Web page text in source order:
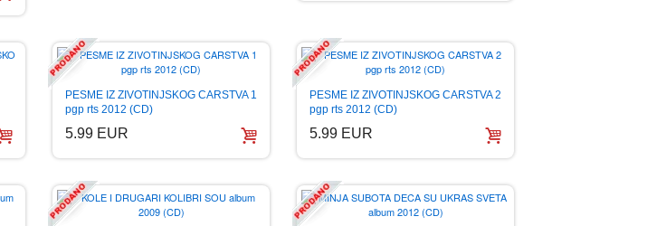
PESME IZ ZIVOTINJSKOG CARSTVA 1
pgp rts 2012 (CD)
5.99 EUR
PESME IZ ZIVOTINJSKOG CARSTVA 2
pgp rts 2012 (CD)
5.99 EUR